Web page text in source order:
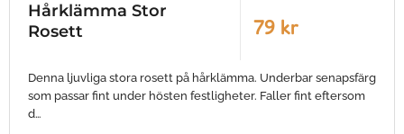
Hårklämma Stor
Rosett
79 kr
Denna ljuvliga stora rosett på hårklämma. Underbar senapsfärg
som passar fint under hösten festligheter. Faller fint eftersom
d…